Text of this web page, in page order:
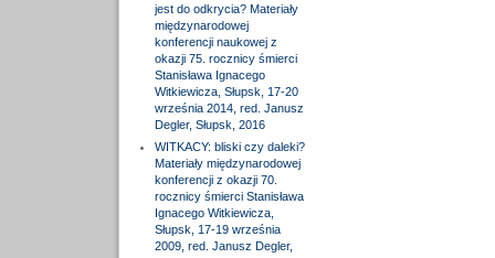
jest do odkrycia? Materiały
międzynarodowej
konferencji naukowej z
okazji 75. rocznicy śmierci
Stanisława Ignacego
Witkiewicza, Słupsk, 17-20
września 2014, red. Janusz
Degler, Słupsk, 2016
WITKACY: bliski czy daleki?
Materiały międzynarodowej
konferencji z okazji 70.
rocznicy śmierci Stanisława
Ignacego Witkiewicza,
Słupsk, 17-19 września
2009, red. Janusz Degler,